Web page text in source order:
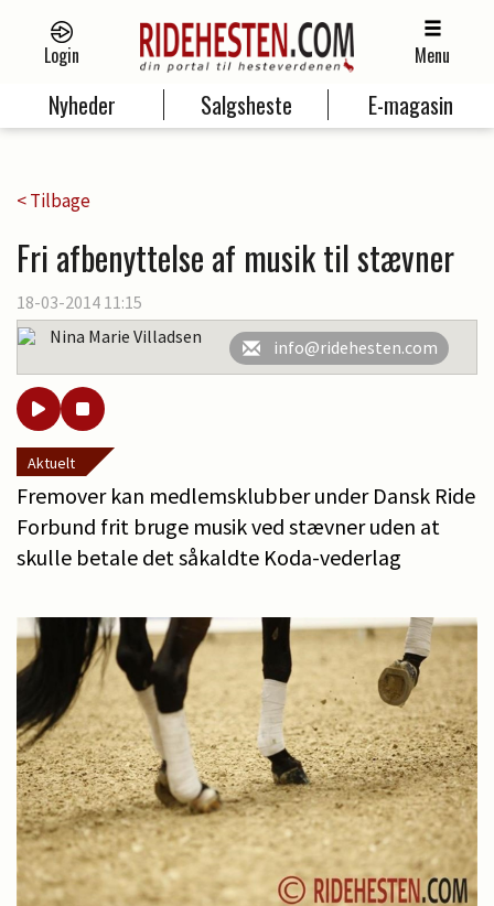
Login Menu
Nyheder Salgsheste E-magasin
< Tilbage
Fri afbenyttelse af musik til stævner
18-03-2014 11:15
Nina Marie Villadsen
info@ridehesten.com
Aktuelt
Fremover kan medlemsklubber under Dansk Ride
Forbund frit bruge musik ved stævner uden at
skulle betale det såkaldte Koda-vederlag